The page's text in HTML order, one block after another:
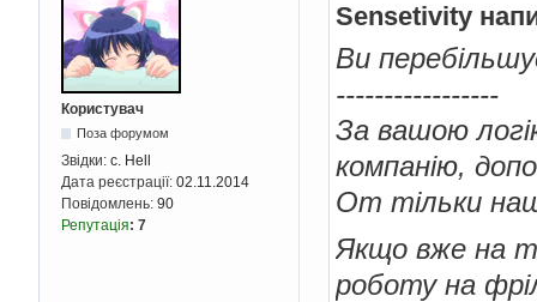
Користувач
Поза форумом
Звідки: c. Hell
Дата реєстрації: 02.11.2014
Повідомлень: 90
Репутація: 7
Sensetivity
Ви
-----------------
За вашою
компанію,
От тільки
Якщо вже на
роботу на